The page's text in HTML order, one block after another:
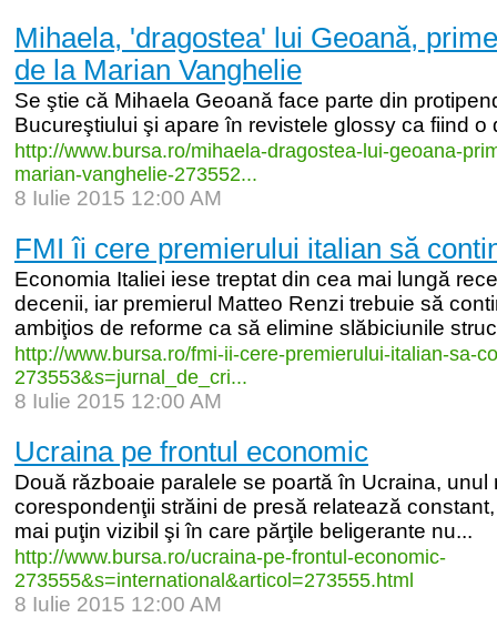
Mihaela, 'dragostea' lui Geoană,
de la Marian Vanghelie
Se ştie că Mihaela Geoană face parte din
Bucureştiului şi apare în revistele glossy ca fiind o
http://www.bursa.ro/mihaela-dragostea- lui-geoana-
marian-vanghelie-273552...
8 Iulie 2015 12:00 AM
FMI îi cere premierului italian să
Economia Italiei iese treptat din cea mai lungă
decenii, iar premierul Matteo Renzi trebuie să
ambiţios de reforme ca să elimine slăbiciunile
http://www.bursa.ro/fmi-ii-cere-premierului-italian-sa-
273553&s=jurnal_ de_ cri...
8 Iulie 2015 12:00 AM
Ucraina pe frontul economic
Două războaie paralele se poartă în Ucraina, unul
corespondenţii străini de presă relatează
mai puţin vizibil şi în care părţile beligerante nu...
http://www.bursa.ro/ucraina-pe-frontul-economic-
273555&s=international&articol=273555.html
8 Iulie 2015 12:00 AM